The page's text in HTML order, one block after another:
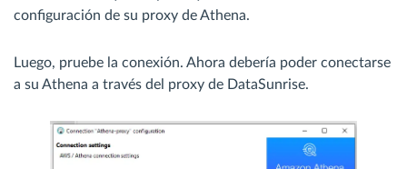
configuración de su proxy de Athena.
Luego, pruebe la conexión. Ahora debería poder conectarse
a su Athena a través del proxy de DataSunrise.